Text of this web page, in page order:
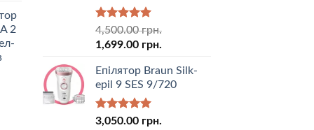
2
Оцінено в
5.00з 5
4,500.00грн.
1,699.00 грн.
Епілятор Braun Silk-
epil 9 SES 9/720
Оцінено в
3,050.00 грн.